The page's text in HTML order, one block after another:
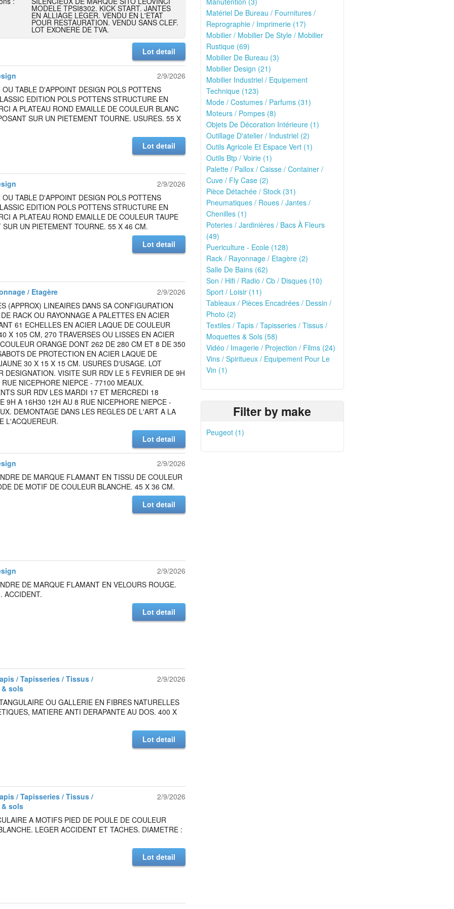
MODELE TPSI8302. KICK START. JANTES
EN ALLIAGE LEGER. VENDU EN L'ETAT
POUR RESTAURATION. VENDU SANS CLEF.
LOT EXONERE DE TVA.
Lot detail
2/9/2026
TABLE D'APPOINT DESIGN POLS POTTENS
EDITION POLS POTTENS STRUCTURE EN
A PLATEAU ROND EMAILLE DE COULEUR BLANC
SUR UN PIETEMENT TOURNE. USURES. 55 X
Lot detail
2/9/2026
TABLE D'APPOINT DESIGN POLS POTTENS
EDITION POLS POTTENS STRUCTURE EN
A PLATEAU ROND EMAILLE DE COULEUR TAUPE
SUR UN PIETEMENT TOURNE. 55 X 46 CM.
Lot detail
/ Etagère
2/9/2026
(APPROX) LINEAIRES DANS SA CONFIGURATION
RACK OU RAYONNAGE A PALETTES EN ACIER
61 ECHELLES EN ACIER LAQUE DE COULEUR
X 105 CM, 270 TRAVERSES OU LISSES EN ACIER
ORANGE DONT 262 DE 280 CM ET 8 DE 350
DE PROTECTION EN ACIER LAQUE DE
30 X 15 X 15 CM. USURES D'USAGE. LOT
DESIGNATION. VISITE SUR RDV LE 5 FEVRIER DE 9H
NICEPHORE NIEPCE - 77100 MEAUX.
SUR RDV LES MARDI 17 ET MERCREDI 18
9H A 16H30 12H AU 8 RUE NICEPHORE NIEPCE -
DEMONTAGE DANS LES REGLES DE L'ART A LA
L'ACQUEREUR.
Lot detail
2/9/2026
DE MARQUE FLAMANT EN TISSU DE COULEUR
DE MOTIF DE COULEUR BLANCHE. 45 X 36 CM.
Lot detail
2/9/2026
DE MARQUE FLAMANT EN VELOURS ROUGE.
ACCIDENT.
Lot detail
/ Tapisseries / Tissus /
sols
2/9/2026
OU GALLERIE EN FIBRES NATURELLES
MATIERE ANTI DERAPANTE AU DOS. 400 X
Lot detail
/ Tapisseries / Tissus /
sols
2/9/2026
A MOTIFS PIED DE POULE DE COULEUR
LEGER ACCIDENT ET TACHES. DIAMETRE :
Lot detail
Matériel De Bureau / Fournitures /
Reprographie / Imprimerie (17)
Mobilier / Mobilier De Style / Mobilier
Rustique (69)
Mobilier De Bureau (3)
Mobilier Design (21)
Mobilier Industriel / Equipement
Technique (123)
Mode / Costumes / Parfums (31)
Moteurs / Pompes (8)
Objets De Décoration Intérieure (1)
Outillage D'atelier / Industriel (2)
Outils Agricole Et Espace Vert (1)
Outils Btp / Voirie (1)
Palette / Pallox / Caisse / Container /
Cuve / Fly Case (2)
Pièce Détachée / Stock (31)
Pneumatiques / Roues / Jantes /
Chenilles (1)
Poteries / Jardinières / Bacs À Fleurs
(49)
Puericulture - Ecole (128)
Rack / Rayonnage / Etagère (2)
Salle De Bains (62)
Son / Hifi / Radio / Cb / Disques (10)
Sport / Loisir (11)
Tableaux / Pièces Encadrées / Dessin /
Photo (2)
Textiles / Tapis / Tapisseries / Tissus /
Moquettes & Sols (58)
Vidéo / Imagerie / Projection / Films (24)
Vins / Spiritueux / Equipement Pour Le
Vin (1)
Filter by make
Peugeot (1)